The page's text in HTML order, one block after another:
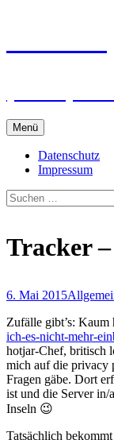
Menü
Datenschutz
Impressum
Suchen
nach:
Tracker
6. Mai 2015
Zufälle gibt’s: Kaum
ich-es-nicht-mehr-
hotjar-Chef, britisch
mich auf die privacy
Fragen gäbe. Dort
ist und die Server in/
Inseln 😉
Tatsächlich